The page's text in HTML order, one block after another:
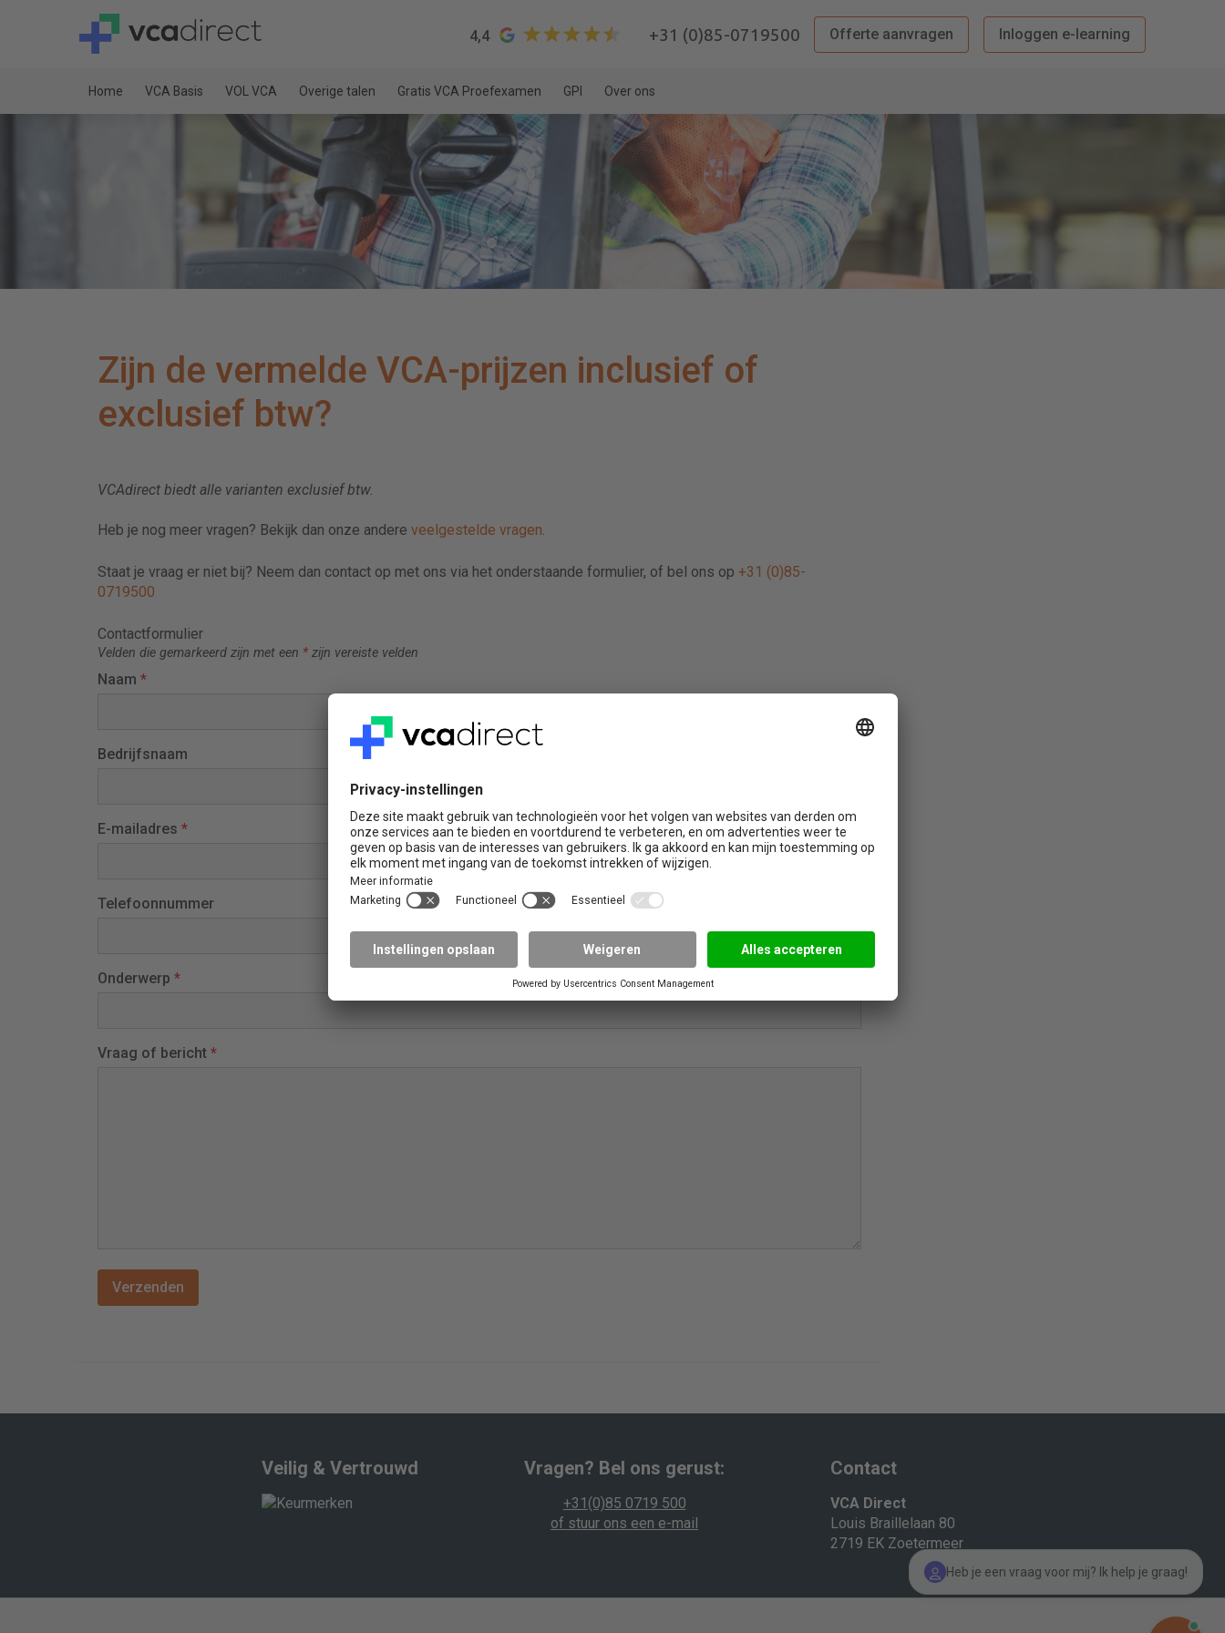
4,4 +31 (0)85-0719500 Offerte aanvragen Inloggen e-learning
Home VCA Basis VOL VCA Overige talen Gratis VCA Proefexamen GPI Over ons
Zijn de vermelde VCA-prijzen inclusief of
exclusief btw?
VCAdirect biedt alle varianten exclusief btw.
Heb je nog meer vragen? Bekijk dan onze andere veelgestelde vragen.
Staat je vraag er niet bij? Neem dan contact op met ons via het onderstaande formulier, of bel ons op +31 (0)85-
0719500
Contactformulier
Velden die gemarkeerd zijn met een * zijn vereiste velden
Naam *
Bedrijfsnaam
E-mailadres *
Telefoonnummer
Onderwerp *
Vraag of bericht *
Veilig & Vertrouwd Vragen? Bel ons gerust:
+31(0)85 0719 500
of stuur ons een e-mail
Contact
VCA Direct
Louis Braillelaan 80
2719 EK Zoetermeer
Heb je een vraag voor mij? Ik help je graag!